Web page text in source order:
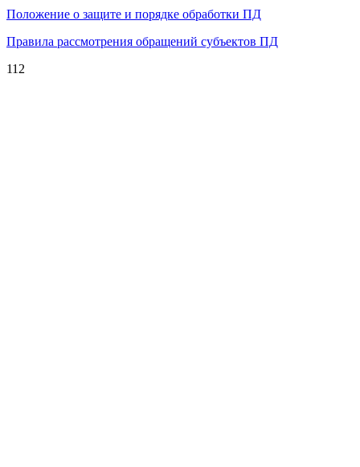
Положение о защите и порядке обработки ПД
Правила рассмотрения обращений субъектов ПД
112